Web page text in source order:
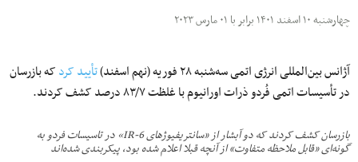
چهارشنبه ۱۰ اسفند ۱۴۰۱ برابر با ۰۱ مارس ۲۰۲۳
آژانس بین‌المللی انرژی اتمی سه‌شنبه ۲۸ فوریه (نهم اسفند) تأیید کردکه بازرسان
در تأسیسات اتمی فُردو ذرات اورانیوم با غلظت ۸۳/۷ درصد کشف کردند.
بازرسان کشف کردند که دو آبشار از «سانتریفیوژهای IR-6» در تاسیسات فردو به
گونه‌ای «قابل ملاحظه متفاوت» از آنچه قبلا اعلام شده بود، پیکربندی شده‌اند